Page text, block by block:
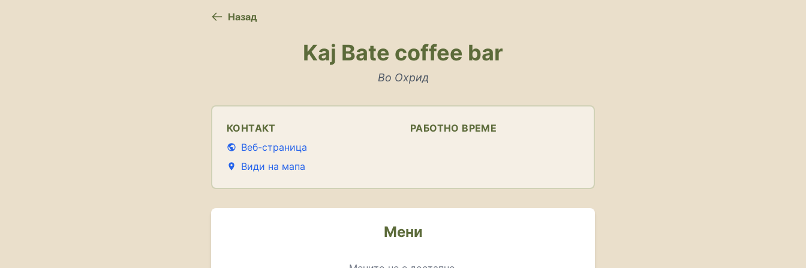
Назад
Kaj Bate coffee bar
Во Охрид
КОНТАКТ
Веб-страница
Види на мапа
РАБОТНО ВРЕМЕ
Мени